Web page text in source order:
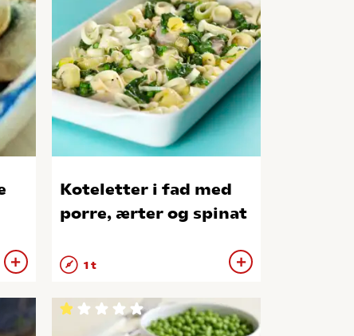
Koteletter i fad med
porre, ærter og spinat
1 t